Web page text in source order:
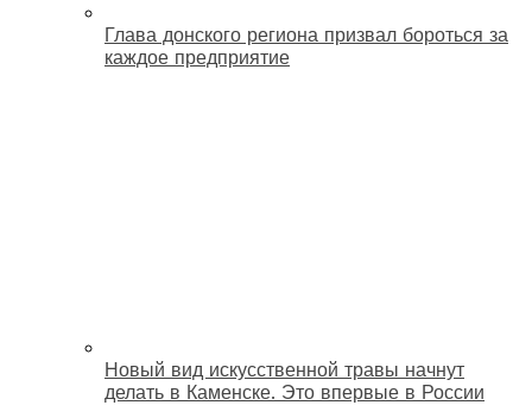
Глава донского региона призвал бороться за
каждое предприятие
Новый вид искусственной травы начнут
делать в Каменске. Это впервые в России